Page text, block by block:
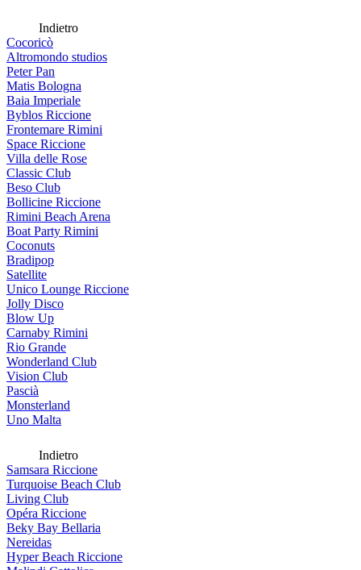
Indietro
Cocoricò
Altromondo studios
Peter Pan
Matis Bologna
Baia Imperiale
Byblos Riccione
Frontemare Rimini
Space Riccione
Villa delle Rose
Classic Club
Beso Club
Bollicine Riccione
Rimini Beach Arena
Boat Party Rimini
Coconuts
Bradipop
Satellite
Unico Lounge Riccione
Jolly Disco
Blow Up
Carnaby Rimini
Rio Grande
Wonderland Club
Vision Club
Pascià
Monsterland
Uno Malta
Indietro
Samsara Riccione
Turquoise Beach Club
Living Club
Opéra Riccione
Beky Bay Bellaria
Nereidas
Hyper Beach Riccione